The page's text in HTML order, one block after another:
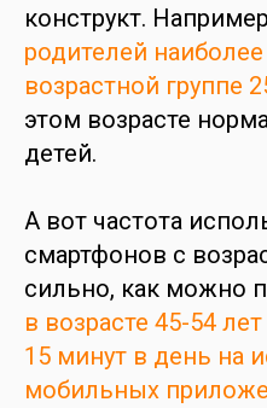
конструкт.
родителей
возрастной группе
этом возрасте
детей.
А вот частота
смартфонов с
сильно, как можно
в возрасте 45-54
15 минут в день на
мобильных